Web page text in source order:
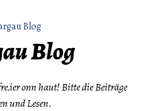
Blog
onn haut! Bitte die Beiträge
und Lesen.